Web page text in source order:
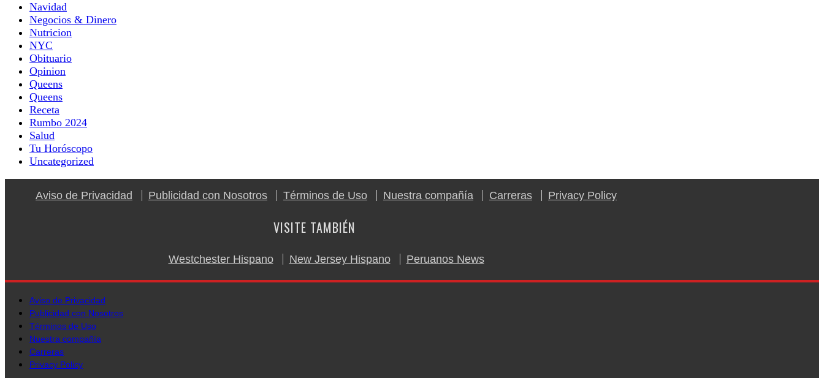
Navidad
Negocios & Dinero
Nutricion
NYC
Obituario
Opinion
Queens
Queens
Receta
Rumbo 2024
Salud
Tu Horóscopo
Uncategorized
Aviso de Privacidad Publicidad con Nosotros Términos de Uso Nuestra compañía Carreras Privacy Policy
VISITE TAMBIÉN
Westchester Hispano New Jersey Hispano Peruanos News
Aviso de Privacidad
Publicidad con Nosotros
Términos de Uso
Nuestra compañía
Carreras
Privacy Policy